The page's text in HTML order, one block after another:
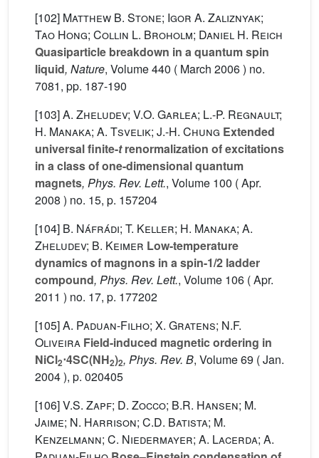
[102] Matthew B. Stone; Igor A. Zaliznyak;
Tao Hong; Collin L. Broholm; Daniel H. Reich
Quasiparticle breakdown in a quantum spin
liquid, Nature, Volume 440 ( March 2006 ) no.
7081, pp. 187-190
[103]A. Zheludev; V.O. Garlea; L.-P. Regnault;
H. Manaka; A. Tsvelik; J.-H. Chung Extended
universal finite-trenormalization of excitations
in a class of one-dimensional quantum
magnets, Phys. Rev. Lett., Volume 100 ( Apr.
2008 ) no. 15, p. 157204
[104] B. Náfrádi; T. Keller; H. Manaka; A.
Zheludev; B. Keimer Low-temperature
dynamics of magnons in a spin-1/2 ladder
compound, Phys. Rev. Lett., Volume 106 ( Apr.
2011 ) no. 17, p. 177202
[105]A. Paduan-Filho; X. Gratens; N.F.
Oliveira Field-induced magnetic ordering in
NiCl2⋅4SC(NH2)2, Phys. Rev. B, Volume 69 ( Jan.
2004 ), p. 020405
[106]V.S. Zapf; D. Zocco; B.R. Hansen; M.
Jaime; N. Harrison; C.D. Batista; M.
Kenzelmann; C. Niedermayer; A. Lacerda; A.